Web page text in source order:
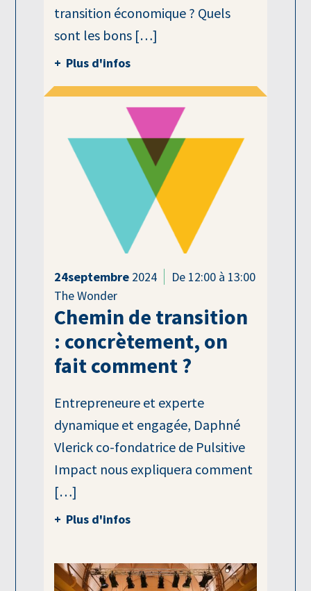
transition économique ? Quels
sont les bons […]
Plus d'infos
24septembre 2024
De 12:00 à 13:00
The Wonder
Chemin de transition
: concrètement, on
fait comment ?
Entrepreneure et experte
dynamique et engagée, Daphné
Vlerick co-fondatrice de Pulsitive
Impact nous expliquera comment
[…]
Plus d'infos